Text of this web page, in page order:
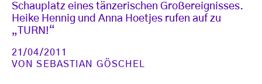
Schauplatz eines tänzerischen Großereignisses.
Heike Hennig und Anna Hoetjes rufen auf zu
„TURN!“
21/04/2011
VONSEBASTIAN GÖSCHEL